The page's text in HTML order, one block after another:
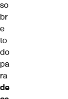
so
br
e
to
do
pa
ra
de